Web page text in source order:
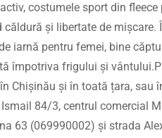
costumele sport din
căldură și libertate de mișcare.
iarnă pentru femei, bine
împotriva frigului și
Chișinău și în toată țara, sau
84/3, centrul comercial
63 (069990002) și strada